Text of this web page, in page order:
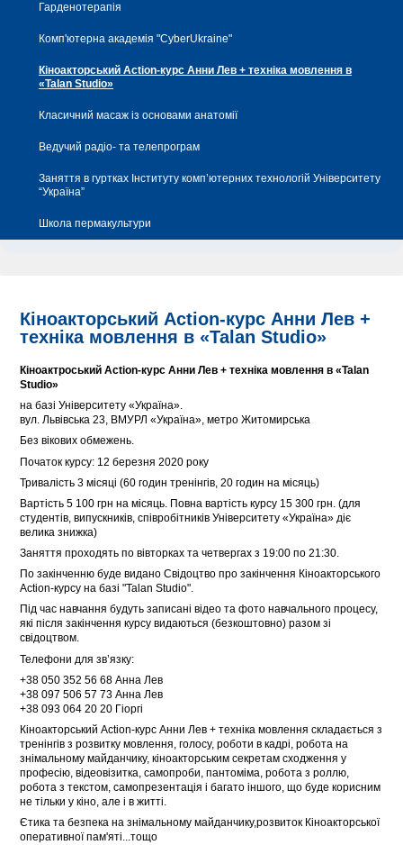
Гарденотерапія
Комп'ютерна академія "CyberUkraine"
Кіноакторський Action-курс Анни Лев + техніка мовлення в
«Talan Studio»
Класичний масаж із основами анатомії
Ведучий радіо- та телепрограм
Заняття в гуртках Інституту комп’ютерних технологій Університету
“Україна”
Школа пермакультури
Кіноакторський Action-курс Анни Лев +
техніка мовлення в «Talan Studio»
Кіноактроський Action-курс Анни Лев + техніка мовлення в «Talan
Studio»
на базі Університету «Україна».
вул. Львівська 23, ВМУРЛ «Україна», метро Житомирська
Без вікових обмежень.
Початок курсу: 12 березня 2020 року
Тривалість 3 місяці (60 годин тренінгів, 20 годин на місяць)
Вартість 5 100 грн на місяць. Повна вартість курсу 15 300 грн. (для
студентів, випускників, співробітників Університету «Україна» діє
велика знижка)
Заняття проходять по вівторках та четвергах з 19:00 по 21:30.
По закінченню буде видано Свідоцтво про закінчення Кіноакторського
Аction-курсу на базі "Talan Studio".
Під час навчання будуть записані відео та фото навчального процесу,
які після закінчення курсу видаються (безкоштовно) разом зі
свідоцтвом.
Телефони для зв’язку:
+38 050 352 56 68 Анна Лев
+38 097 506 57 73 Анна Лев
+38 093 064 20 20 Гіоргі
Кіноакторський Action-курс Анни Лев + техніка мовлення складається з
тренінгів з розвитку мовлення, голосу, роботи в кадрі, робота на
знімальному майданчику, кіноакторським секретам сходження у
професію, відеовізитка, самопроби, пантоміма, робота з роллю,
робота з текстом, самопрезентація і багато іншого, що буде корисним
не тільки у кіно, але і в житті.
Єтика та безпека на знімальному майданчику,розвиток Кіноакторської
оперативної пам'яті...тощо